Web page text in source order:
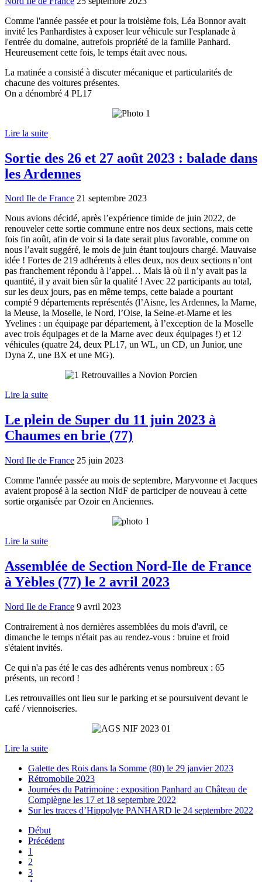
Comme l'année passée et pour la troisième fois, Léa Bonnor avait
invité les Panhardistes à exposer leur véhicule sur l'esplanade à
l'entrée du domaine, autrefois propriété de la famille Panhard.
Heureusement cette fois, le temps était avec nous.
La matinée a consisté à discuter mécanique et particularités de
chacune des voitures présentes.
On a dénombré 4 PL17
Lire la suite
Sortie des 26 et 27 août 2023 : balade dans
les Ardennes
Nord Ile de France 21 septembre 2023
Nous avions décidé, après l’expérience timide de juin 2022, de
renouveler cette sortie commune entre nos deux sections, mais cette
fois fin août, afin de voir si la date serait plus favorable, comme on
nous l’avait suggéré, le mois de juin étant toujours chargé. Mauvaise
idée ! Fortes de 219 adhérents à elles deux, nos deux sections n’ont
pas franchement répondu à l’appel… Mais là où il n’y avait pas la
quantité, il y avait bien sûr la qualité ! Avec 22 participants au total,
sur les deux jours, pas en même temps, cette balade a pourtant
compté 9 départements représentés (l’Aisne, les Ardennes, la Marne,
la Meuse, la Moselle, le Nord, l’Oise, la Seine-et-Marne et les
Yvelines : un équipage par département, à l’exception de la Moselle
avec trois équipages et de la Marne avec deux équipages !) et 12
véhicules (quatre 24, deux PL17, un WL, un CD, un Junior, une
Dyna Z, une BX et une MG).
Lire la suite
Le plein de Super du 11 juin 2023 à
Chaumes en brie (77)
Nord Ile de France 25 juin 2023
Comme l'année passée au mois de septembre, Maryvonne et Jacques
avaient proposé à la section NIdF de participer de nouveau à cette
sortie organisée par Ozoir en Anciennes.
Lire la suite
Assemblée de Section Nord-Ile de France
à Yèbles (77) le 2 avril 2023
Nord Ile de France 9 avril 2023
Contrairement à nos dernières assemblées du mois d'avril, ce
dimanche le temps n'était pas au rendez-vous : bruine et froid
s'étaient invités.
Ce qui n'a pas été le cas des adhérents venus nombreux : 65
présents, un record !
Les retrouvailles ont lieu sur le parking et se poursuivent devant le
café / viennoiseries.
Lire la suite
Galette des Rois dans la Somme (80) le 29 janvier 2023
Rétromobile 2023
Journées du Patrimoine : exposition Panhard au Château de
Compiègne les 17 et 18 septembre 2022
Sur les traces d’Hippolyte PANHARD le 24 septembre 2022
Début
Précédent
1
2
3